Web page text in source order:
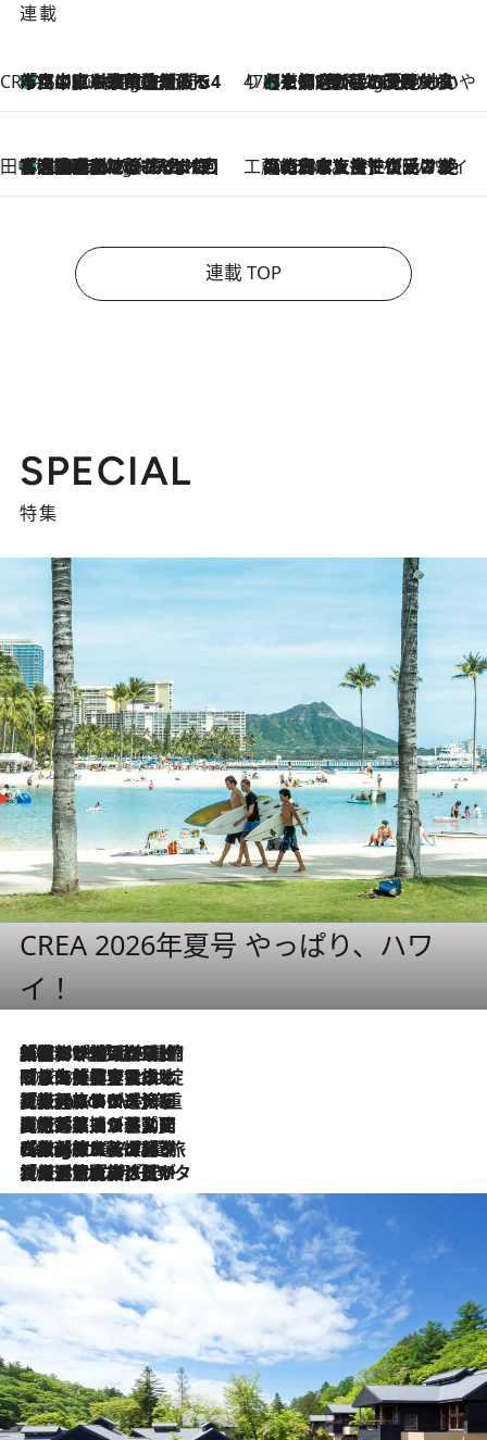
連載
CREA'S CHOICE
1 Minute Ago
「立川にも歌舞伎があるんだよ」 片岡仁左衛門・市川中車ら豪華座組みで4年目の立川立飛歌舞伎へ 47都道府県の手みやげ ひんやりスイーツで夏を満喫
1 Minute Ago
【京都府】この夏絶対食べたい 冷やしておいしいおやつ3選 ひと口目から心を掴む新緑のテリーヌ
田中稲の勝手に再ブーム
5 Hours Ago
「湘南乃風に憧れて」観客大盛上がりの“タオル回し”に、ラッパー顔負けの高速歌唱まで…さだまさし（74）のアグレッシブすぎる現在地 工藤まやのおもてなしハワイ
2026.8.6
【ハワイ土産】ローカルの絶大な支持で復活！ 絶品の幻クッキー《元ファンの日本人女性が受け継いだ名店》
連載 TOP
SPECIAL
特集
CREA 2026年夏号 やっぱり、ハワ
イ！
2026.8.6
「荷物が増えるほど旅ストレスは増す」美容ジャーナリストがたどり着いた最終結論。“化粧品を劇的に減らす”感動の凝縮美容とは
2026.8.6
「旅先には金髪ウィッグを持参」日本と同じメイクでは損してる!? 美容ジャーナリストが提案する“掟破りの旅美容”とは
2026.8.6
【厳選旅コスメ】「身軽さ＆UV対策重視！」ヘアアーティストshucoが選んだ夏旅ベストコスメを発表【Mサイズジップ】
2026.8.5
【厳選旅コスメ】国内をあちこち移動する河井菜摘が選んだ夏旅ベストコスメ発表！「リラックスアイテムはマスト」【Mサイズジップ】
2026.8.4
【厳選旅コスメ】「紫外線＆乾燥対策しながらメイク感も！」ヘア＆メイクGeorgeが選んだ夏旅ベストコスメを発表！【Mサイズジップ】
2026.8.3
【厳選旅コスメ】「保湿もタイパ重視！」“サウナ好き”タレント清水みさとが愛用する夏旅ベストコスメを発表！【Mサイズジップ】